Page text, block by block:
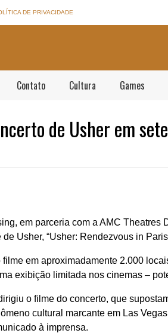
DE PRIVACIDADE
Contato Cultura Games
de Usher em
em parceria com a AMC Theatres
Usher, “Usher: Rendezvous in
em aproximadamente 2.000
exibição limitada nos cinemas –
o filme do concerto, que
cultural marcante em Las
à imprensa.